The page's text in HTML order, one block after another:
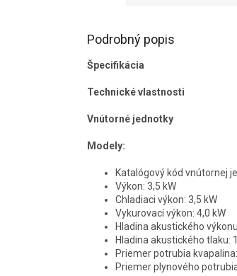
Podrobný popis
Špecifikácia
Technické vlastnosti
Vnútorné jednotky
Modely:
Katalógový kód vnútornej
Výkon: 3,5 kW
Chladiaci výkon: 3,5 kW
Vykurovací výkon: 4,0 kW
Hladina akustického
Hladina akustického tlaku:
Priemer potrubia
Priemer plynového